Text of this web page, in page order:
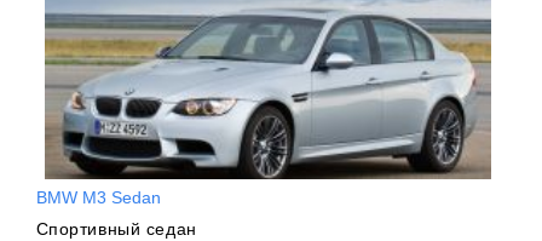
BMW M3 Sedan
Спортивный седан